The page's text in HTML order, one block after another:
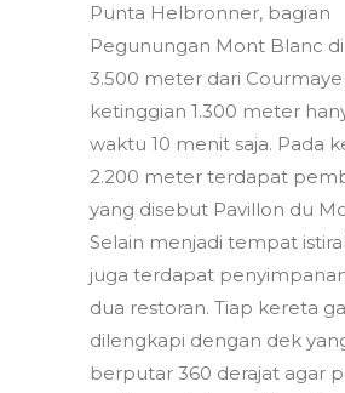
Punta Helbronner, bagian
Pegunungan Mont Blanc
3.500 meter dari
ketinggian 1.300 meter
waktu 10 menit saja. Pada
2.200 meter terdapat
yang disebut Pavillon du
Selain menjadi tempat
juga terdapat
dua restoran. Tiap kereta
dilengkapi dengan dek
berputar 360 derajat agar